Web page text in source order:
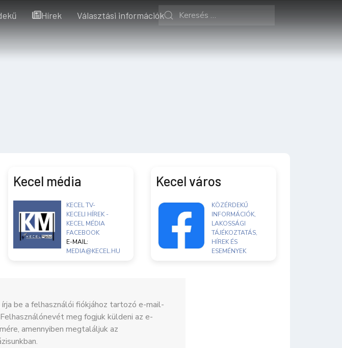
Hírek Választási információk
Kecel média
KECEL TV-
KECELI HÍREK -
KECEL MÉDIA
FACEBOOK
E-MAIL:
MEDIA@KECEL.HU
Kecel város
KÖZÉRDEKŰ
INFORMÁCIÓK,
LAKOSSÁGI
TÁJÉKOZTATÁS,
HÍREK ÉS
ESEMÉNYEK
írja be a felhasználói fiókjához tartozó e-mail-
meg fogjuk küldeni az e-
amennyiben megtaláljuk az